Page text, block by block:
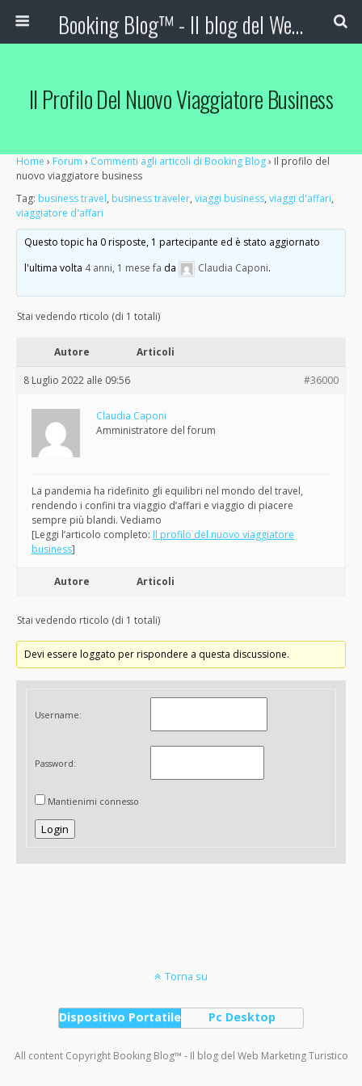
Booking Blog™ - Il blog del Web Marketing Turistico
Il Profilo Del Nuovo Viaggiatore Business
Home › Forum › Commenti agli articoli di Booking Blog› Il profilo del
nuovo viaggiatore business
Tag: business travel, business traveler, viaggi business, viaggi d'affari,
viaggiatore d'affari
Questo topic ha 0 risposte, 1 partecipante ed è stato aggiornato
l'ultima volta 4 anni, 1 mese fa da Claudia Caponi.
Stai vedendo rticolo (di 1 totali)
Autore Articoli
8 Luglio 2022 alle 09:56 #36000
Claudia Caponi
Amministratore del forum
La pandemia ha ridefinito gli equilibri nel mondo del travel,
rendendo i confini tra viaggio d’affari e viaggio di piacere
sempre più blandi. Vediamo
[Leggi l’articolo completo: Il profilo del nuovo viaggiatore
business]
Autore Articoli
Stai vedendo rticolo (di 1 totali)
Devi essere loggato per rispondere a questa discussione.
Username:
Password:
Mantienimi connesso
Login
Torna su
Dispositivo Portatile Pc Desktop
All content Copyright Booking Blog™ - Il blog del Web Marketing Turistico